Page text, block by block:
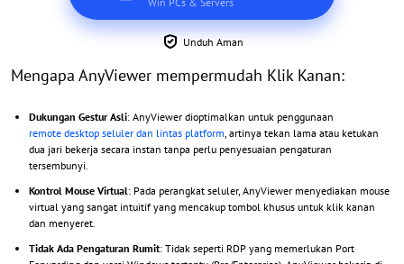
Unduh Aman
Mengapa AnyViewer mempermudah Klik Kanan:
Dukungan Gestur Asli: AnyViewer dioptimalkan untuk penggunaan
remote desktop seluler dan lintas platform , artinya tekan lama atau ketukan
dua jari bekerja secara instan tanpa perlu penyesuaian pengaturan
tersembunyi.
Kontrol Mouse Virtual: Pada perangkat seluler, AnyViewer menyediakan mouse
virtual yang sangat intuitif yang mencakup tombol khusus untuk klik kanan
dan menyeret.
Tidak Ada Pengaturan Rumit: Tidak seperti RDP yang memerlukan Port